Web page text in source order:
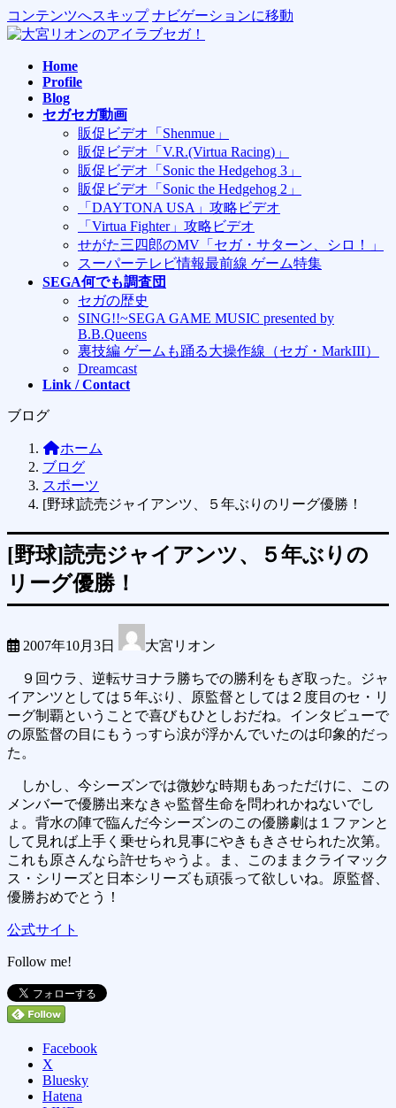
コンテンツへスキップ ナビゲーションに移動
Home
Profile
Blog
セガセガ動画
販促ビデオ「Shenmue」
販促ビデオ「V.R.(Virtua Racing)」
販促ビデオ「Sonic the Hedgehog 3」
販促ビデオ「Sonic the Hedgehog 2」
「DAYTONA USA」攻略ビデオ
「Virtua Fighter」攻略ビデオ
せがた三四郎のMV「セガ・サターン、シロ！」
スーパーテレビ情報最前線 ゲーム特集
SEGA何でも調査団
セガの歴史
SING!!~SEGA GAME MUSIC presented by
B.B.Queens
裏技編 ゲームも踊る大操作線（セガ・MarkIII）
Dreamcast
Link / Contact
ブログ
ホーム
ブログ
スポーツ
[野球]読売ジャイアンツ、５年ぶりのリーグ優勝！
[野球]読売ジャイアンツ、５年ぶりの
リーグ優勝！
2007年10月3日 大宮リオン
９回ウラ、逆転サヨナラ勝ちでの勝利をもぎ取った。ジャ
イアンツとしては５年ぶり、原監督としては２度目のセ・リ
ーグ制覇ということで喜びもひとしおだね。インタビューで
の原監督の目にもうっすら涙が浮かんでいたのは印象的だっ
た。
しかし、今シーズンでは微妙な時期もあっただけに、この
メンバーで優勝出来なきゃ監督生命を問われかねないでし
ょ。背水の陣で臨んだ今シーズンのこの優勝劇は１ファンと
して見れば上手く乗せられ見事にやきもきさせられた次第。
これも原さんなら許せちゃうよ。ま、このままクライマック
ス・シリーズと日本シリーズも頑張って欲しいね。原監督、
優勝おめでとう！
公式サイト
Follow me!
Facebook
X
Bluesky
Hatena